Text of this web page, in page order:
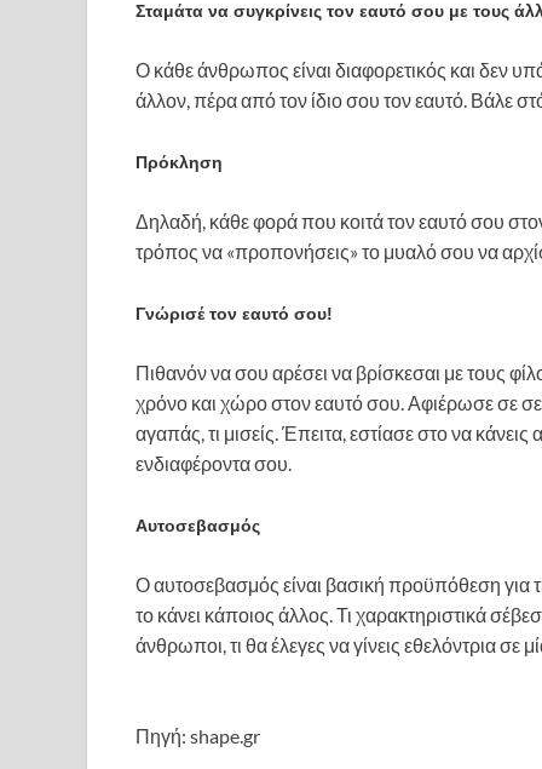
Σταμάτα να συγκρίνεις τον εαυτό σου με τους
Ο κάθε άνθρωπος είναι διαφορετικός και δεν
άλλον, πέρα από τον ίδιο σου τον εαυτό. Βάλε
Πρόκληση
Δηλαδή, κάθε φορά που κοιτά τον εαυτό σου
τρόπος να «προπονήσεις» το μυαλό σου να
Γνώρισέ τον εαυτό σου!
Πιθανόν να σου αρέσει να βρίσκεσαι με τους
χρόνο και χώρο στον εαυτό σου. Αφιέρωσε σε
αγαπάς, τι μισείς. Έπειτα, εστίασε στο να
ενδιαφέροντα σου.
Αυτοσεβασμός
Ο αυτοσεβασμός είναι βασική προϋπόθεση για
το κάνει κάποιος άλλος. Τι χαρακτηριστικά
άνθρωποι, τι θα έλεγες να γίνεις εθελόντρια
Πηγή: shape.gr